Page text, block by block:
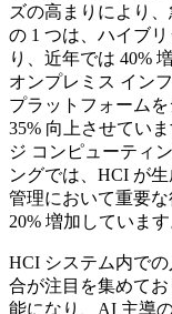
ズの高まりにより
の 1 つは、ハイブ
り、近年では 40%
オンプレミス イン
プラットフォーム
35% 向上させてい
ジ コンピューティ
ングでは、HCI が
管理において重要
20% 増加しています
HCI システム内で
合が注目を集めて
能になり、AI 主導